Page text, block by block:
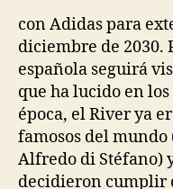
con Adidas para
diciembre de 2030.
española seguirá
que ha lucido en
época, el River ya
famosos del
Alfredo di Stéfano)
decidieron cumplir